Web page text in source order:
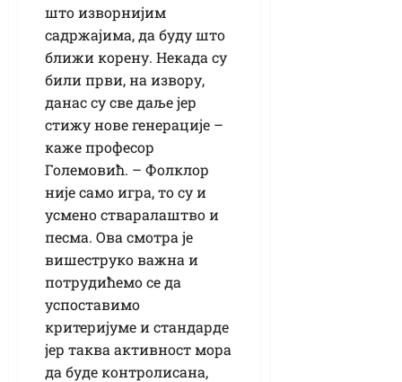
што изворнијим
садржајима, да буду што
ближи корену. Некада су
били први, на извору,
данас су све даље јер
стижу нове генерације –
каже професор
Големовић. – Фолклор
није само игра, то су и
усмено стваралаштво и
песма. Ова смотра је
вишеструко важна и
потрудићемо се да
успоставимо
критеријуме и стандарде
јер таква активност мора
да буде контролисана,